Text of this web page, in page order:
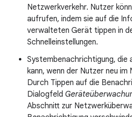
Netzwerkverkehr. Nutzer
aufrufen, indem sie auf die
verwalteten Gerät tippen in
Schnelleinstellungen.
Systembenachrichtigung, die
kann, wenn der Nutzer neu
Durch Tippen auf die
Dialogfeld
Abschnitt zur